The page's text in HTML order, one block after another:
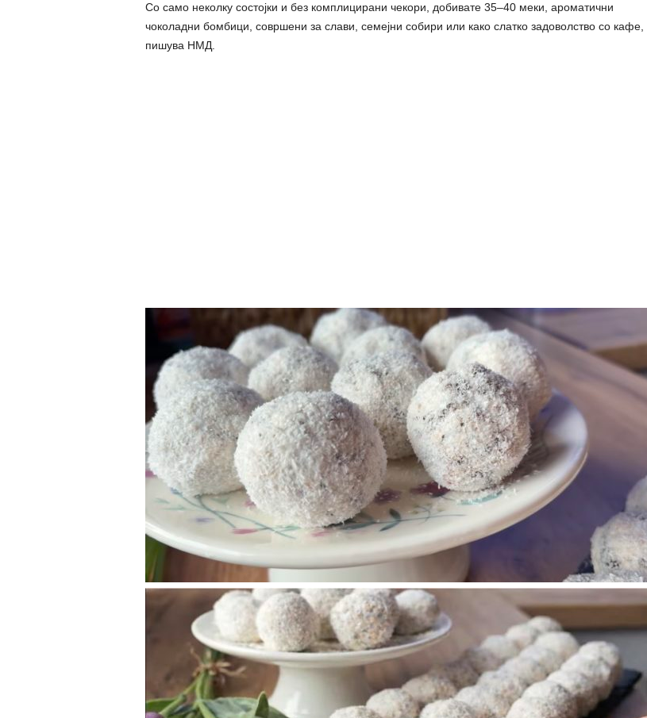
Со само неколку состојки и без комплицирани чекори, добивате 35–40 меки, ароматични
чоколадни бомбици, совршени за слави, семејни собири или како слатко задоволство со кафе,
пишува НМД.